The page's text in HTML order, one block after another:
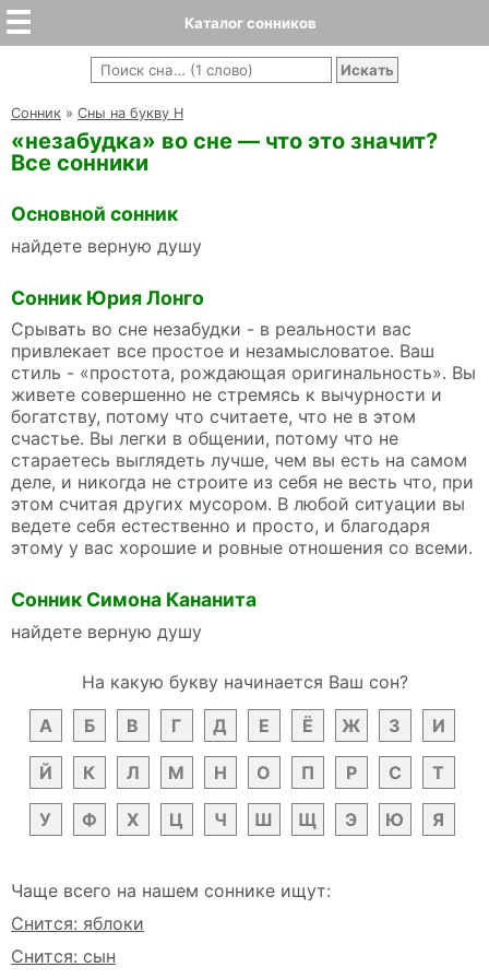
Каталог сонников
Cонник » Сны на букву Н
«незабудка» во сне — что это значит?
Все сонники
Основной сонник
найдете верную душу
Сонник Юрия Лонго
Срывать во сне незабудки - в реальности вас
привлекает все простое и незамысловатое. Ваш
стиль - «простота, рождающая оригинальность». Вы
живете совершенно не стремясь к вычурности и
богатству, потому что считаете, что не в этом
счастье. Вы легки в общении, потому что не
стараетесь выглядеть лучше, чем вы есть на самом
деле, и никогда не строите из себя не весть что, при
этом считая других мусором. В любой ситуации вы
ведете себя естественно и просто, и благодаря
этому у вас хорошие и ровные отношения со всеми.
Сонник Симона Кананита
найдете верную душу
На какую букву начинается Ваш сон?
А
Б В Г Д Е Ё Ж З И
Й К Л М Н О П Р С Т
У Ф Х Ц Ч Ш Щ Э Ю Я
Чаще всего на нашем соннике ищут:
Снится: яблоки
Снится: сын